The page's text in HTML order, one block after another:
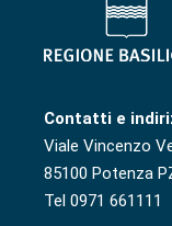
Contatti e
Viale Vincenzo
85100 Potenza
Tel 0971 661111